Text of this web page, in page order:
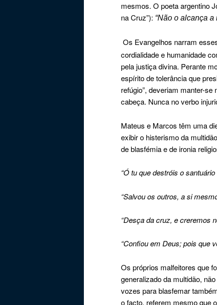
mesmos. O poeta argentino
na Cruz”): “Não o alcança
Os Evangelhos narram
cordialidade e humanidade
pela justiça divina. Perante
espírito de tolerância que
refúgio”, deveriam manter-se
cabeça. Nunca no verbo
Mateus e Marcos têm uma
exibir o histerismo da
de blasfémia e de ironia
“Ó tu que destróis o
“Salvou os outros, a si
“Desça da cruz, e creremos
“Confiou em Deus; pois que
Os próprios malfeitores que
generalizado da multidão,
vozes para blasfemar
o facto, referem mesmo que